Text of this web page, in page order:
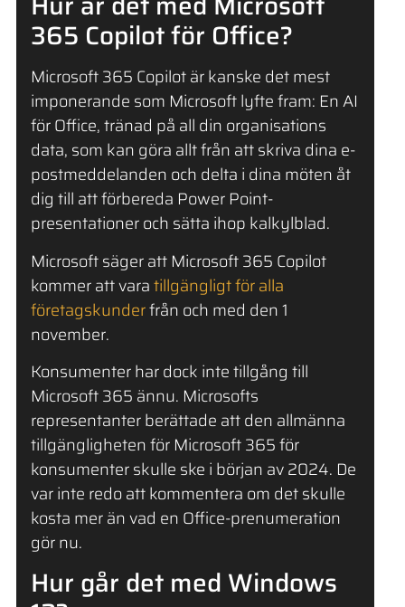
365 Copilot för Office?
Microsoft 365 Copilot är kanske det mest
imponerande som Microsoft lyfte fram: En AI
för Office, tränad på all din organisations
data, som kan göra allt från att skriva dina e-
postmeddelanden och delta i dina möten åt
dig till att förbereda Power Point-
presentationer och sätta ihop kalkylblad.
Microsoft säger att Microsoft 365 Copilot
kommer att varatillgängligt för alla
företagskunderfrån och med den 1
november.
Konsumenter har dock inte tillgång till
Microsoft 365 ännu. Microsofts
representanter berättade att den allmänna
tillgängligheten för Microsoft 365 för
konsumenter skulle ske i början av 2024. De
var inte redo att kommentera om det skulle
kosta mer än vad en Office-prenumeration
gör nu.
Hur går det med Windows